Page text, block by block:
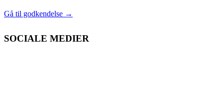
Gå til godkendelse →
SOCIALE MEDIER